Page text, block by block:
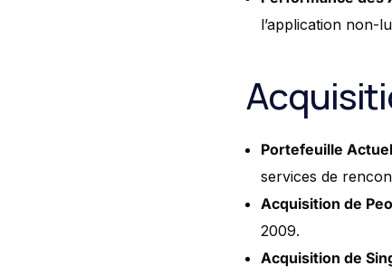
l’application non-
Portefeuille
services de
Acquisition de
2009.
Acquisition de